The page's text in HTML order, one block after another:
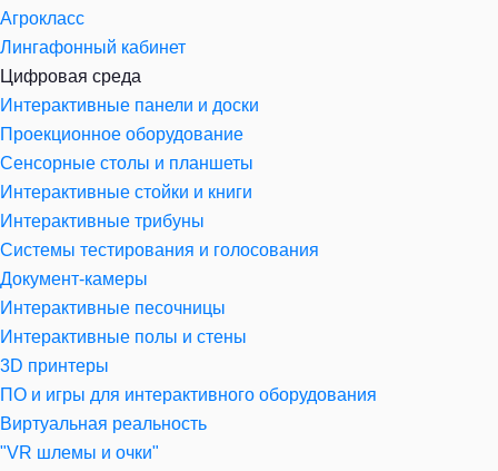
Агрокласс
Лингафонный кабинет
Цифровая среда
Интерактивные панели и доски
Проекционное оборудование
Сенсорные столы и планшеты
Интерактивные стойки и книги
Интерактивные трибуны
Системы тестирования и голосования
Документ-камеры
Интерактивные песочницы
Интерактивные полы и стены
3D принтеры
ПО и игры для интерактивного оборудования
Виртуальная реальность
"VR шлемы и очки"